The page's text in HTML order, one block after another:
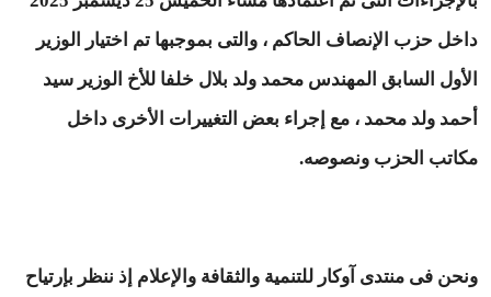
داخل حزب الإنصاف الحاكم ، والتى بموجبها تم اختيار الوزير
الأول السابق المهندس محمد ولد بلال خلفا للأخ الوزير سيد
أحمد ولد محمد ، مع إجراء بعض التغييرات الأخرى داخل
مكاتب الحزب ونصوصه.
ونحن فى منتدى آوكار للتنمية والثقافة والإعلام إذ ننظر بإرتياح